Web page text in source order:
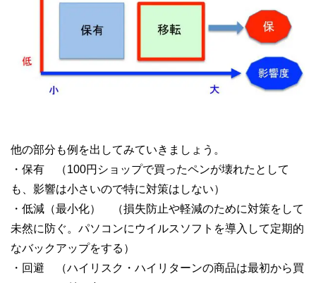
他の部分も例を出してみていきましょう。
・保有 （100円ショップで買ったペンが壊れたとして
も、影響は小さいので特に対策はしない）
・低減（最小化） （損失防止や軽減のために対策をして
未然に防ぐ。パソコンにウイルスソフトを導入して定期的
なバックアップをする）
・回避 （ハイリスク・ハイリターンの商品は最初から買